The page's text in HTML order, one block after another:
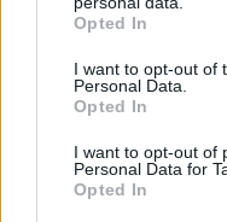
grant or deny consent
use your data for below
consent section.
Opted In
I want to opt-out of
Personal Data.
Opted In
I want to opt-out of
Personal Data for
Opted In
θαύματα, πρώτα είναι ο
οι γιοι μου
08.08.2026, 11:48